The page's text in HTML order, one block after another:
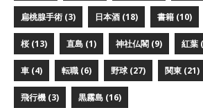
扁桃腺手術 (3) 日本酒 (18) 書籍 (10)
桜 (13) 直島 (1) 神社仏閣 (9) 紅葉
車 (4) 転職 (6) 野球 (27) 関東 (21)
飛行機 (3) 黒霧島 (16)